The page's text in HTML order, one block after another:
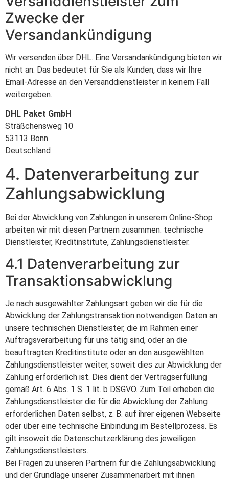
Zwecke der
Versandankündigung
Wir versenden über DHL. Eine Versandankündigung bieten wir
nicht an. Das bedeutet für Sie als Kunden, dass wir Ihre
Email-Adresse an den Versanddienstleister in keinem Fall
weitergeben.
DHL Paket GmbH
Sträßchensweg 10
53113 Bonn
Deutschland
4. Datenverarbeitung zur
Zahlungsabwicklung
Bei der Abwicklung von Zahlungen in unserem Online-Shop
arbeiten wir mit diesen Partnern zusammen: technische
Dienstleister, Kreditinstitute, Zahlungsdienstleister.
4.1 Datenverarbeitung zur
Transaktionsabwicklung
Je nach ausgewählter Zahlungsart geben wir die für die
Abwicklung der Zahlungstransaktion notwendigen Daten an
unsere technischen Dienstleister, die im Rahmen einer
Auftragsverarbeitung für uns tätig sind, oder an die
beauftragten Kreditinstitute oder an den ausgewählten
Zahlungsdienstleister weiter, soweit dies zur Abwicklung der
Zahlung erforderlich ist. Dies dient der Vertragserfüllung
gemäß Art. 6 Abs. 1 S. 1 lit. b DSGVO. Zum Teil erheben die
Zahlungsdienstleister die für die Abwicklung der Zahlung
erforderlichen Daten selbst, z. B. auf ihrer eigenen Webseite
oder über eine technische Einbindung im Bestellprozess. Es
gilt insoweit die Datenschutzerklärung des jeweiligen
Zahlungsdienstleisters.
Bei Fragen zu unseren Partnern für die Zahlungsabwicklung
und der Grundlage unserer Zusammenarbeit mit ihnen